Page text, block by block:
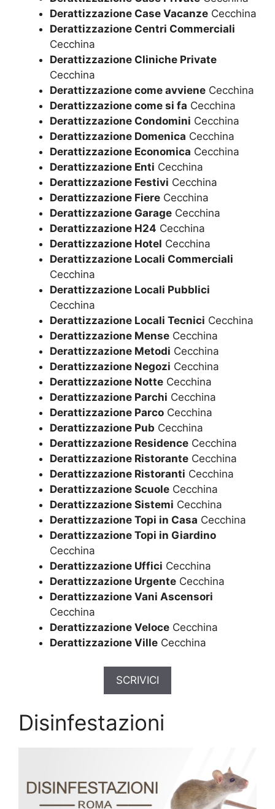
Derattizzazione Case Vacanze Cecchina
Derattizzazione Centri Commerciali
Cecchina
Derattizzazione Cliniche Private
Cecchina
Derattizzazione come avviene Cecchina
Derattizzazione come si fa Cecchina
Derattizzazione Condomini Cecchina
Derattizzazione Domenica Cecchina
Derattizzazione Economica Cecchina
Derattizzazione Enti Cecchina
Derattizzazione Festivi Cecchina
Derattizzazione Fiere Cecchina
Derattizzazione Garage Cecchina
Derattizzazione H24 Cecchina
Derattizzazione Hotel Cecchina
Derattizzazione Locali Commerciali
Cecchina
Derattizzazione Locali Pubblici
Cecchina
Derattizzazione Locali Tecnici Cecchina
Derattizzazione Mense Cecchina
Derattizzazione Metodi Cecchina
Derattizzazione Negozi Cecchina
Derattizzazione Notte Cecchina
Derattizzazione Parchi Cecchina
Derattizzazione Parco Cecchina
Derattizzazione Pub Cecchina
Derattizzazione Residence Cecchina
Derattizzazione Ristorante Cecchina
Derattizzazione Ristoranti Cecchina
Derattizzazione Scuole Cecchina
Derattizzazione Sistemi Cecchina
Derattizzazione Topi in Casa Cecchina
Derattizzazione Topi in Giardino
Cecchina
Derattizzazione Uffici Cecchina
Derattizzazione Urgente Cecchina
Derattizzazione Vani Ascensori
Cecchina
Derattizzazione Veloce Cecchina
Derattizzazione Ville Cecchina
SCRIVICI
Disinfestazioni